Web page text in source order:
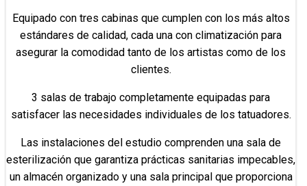
Equipado con tres cabinas que cumplen con los más altos
estándares de calidad, cada una con climatización para
asegurar la comodidad tanto de los artistas como de los
clientes.
3 salas de trabajo completamente equipadas para
satisfacer las necesidades individuales de los tatuadores.
Las instalaciones del estudio comprenden una sala de
esterilización que garantiza prácticas sanitarias impecables,
un almacén organizado y una sala principal que proporciona